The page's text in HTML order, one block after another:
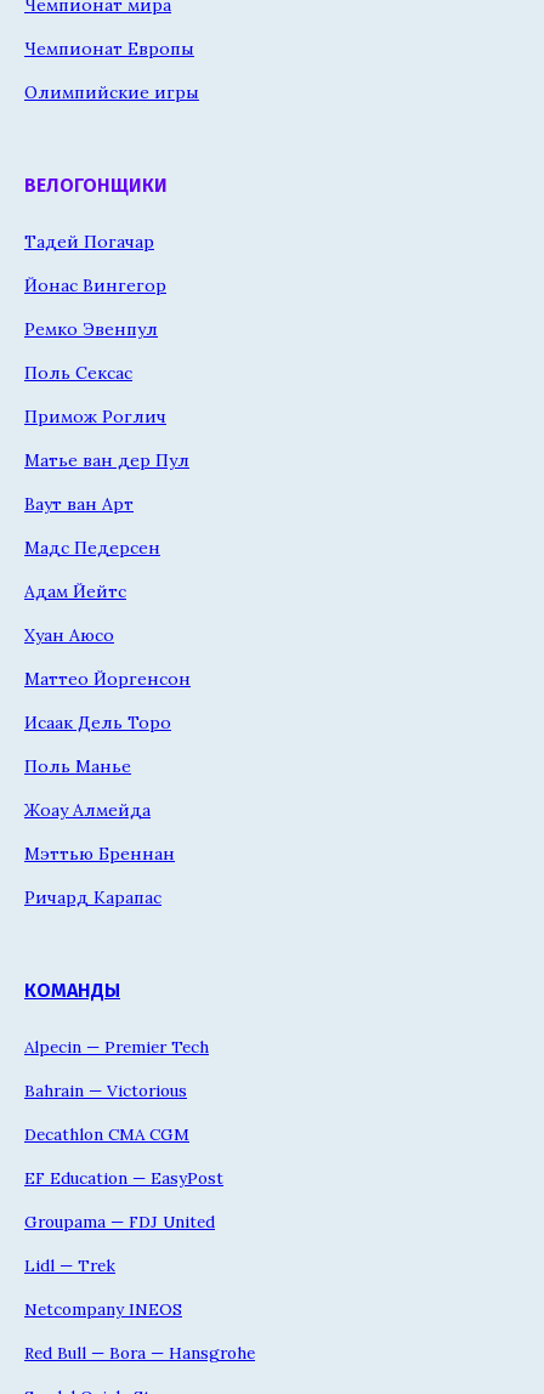
Чемпионат мира
Чемпионат Европы
Олимпийские игры
ВЕЛОГОНЩИКИ
Тадей Погачар
Йонас Вингегор
Ремко Эвенпул
Поль Сексас
Примож Роглич
Матье ван дер Пул
Ваут ван Арт
Мадс Педерсен
Адам Йейтс
Хуан Аюсо
Маттео Йоргенсон
Исаак Дель Торо
Поль Манье
Жоау Алмейда
Мэттью Бреннан
Ричард Карапас
КОМАНДЫ
Alpecin — Premier Tech
Bahrain — Victorious
Decathlon CMA CGM
EF Education — EasyPost
Groupama — FDJ United
Lidl — Trek
Netcompany INEOS
Red Bull — Bora — Hansgrohe